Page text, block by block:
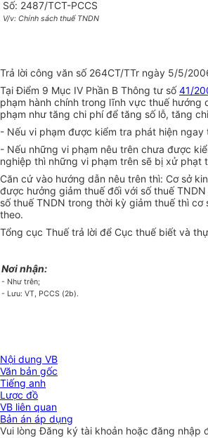
Số: 2487/TCT-PCCS
V/v: Chính sách thuế TNDN
Trả lời công văn số 264CT/TTr ngày 5/5/
Tại Điểm 9 Mục IV Phần B Thông tư số41/
phạm hành chính trong lĩnh vực thuế
phạm như tăng chi phí để tăng số lỗ, tăng
- Nếu vi phạm được kiểm tra phát hiện
- Nếu những vi phạm nêu trên chưa được
nghiệp thì những vi phạm trên sẽ bị xử phạt
Căn cứ vào hướng dẫn nêu trên thì: Cơ sở
được hưởng giảm thuế đối với số thuế
số thuế TNDN trong thời kỳ giảm thuế thì
theo.
Tổng cục Thuế trả lời để Cục thuế biết và
Nơi nhận:
- Như trên;
- Lưu: VT, PCCS (2b).
Nội dung VB
Văn bản gốc
Tiếng anh
Lược đồ
VB liên quan
Bản án áp dụng
Vui lòngĐăng ký tài khoản hoặc đăng nhập